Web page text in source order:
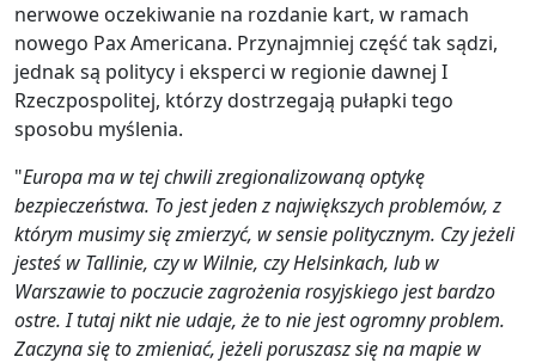
nerwowe oczekiwanie na rozdanie kart, w ramach
nowego Pax Americana. Przynajmniej część tak sądzi,
jednak są politycy i eksperci w regionie dawnej I
Rzeczpospolitej, którzy dostrzegają pułapki tego
sposobu myślenia.
"Europa ma w tej chwili zregionalizowaną optykę
bezpieczeństwa. To jest jeden z największych problemów, z
którym musimy się zmierzyć, w sensie politycznym. Czy jeżeli
jesteś w Tallinie, czy w Wilnie, czy Helsinkach, lub w
Warszawie to poczucie zagrożenia rosyjskiego jest bardzo
ostre. I tutaj nikt nie udaje, że to nie jest ogromny problem.
Zaczyna się to zmieniać, jeżeli poruszasz się na mapie w